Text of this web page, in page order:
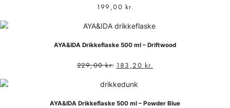
199,00 kr.
AYA&IDA Drikkeflaske 500 ml – Driftwood
229,00kr. 183,20 kr.
AYA&IDA Drikkeflaske 500 ml – Powder Blue